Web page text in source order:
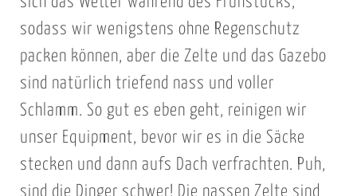
sodass wir wenigstens ohne Regenschutz
packen können, aber die Zelte und das Gazebo
sind natürlich triefend nass und voller
Schlamm. So gut es eben geht, reinigen wir
unser Equipment, bevor wir es in die Säcke
stecken und dann aufs Dach verfrachten. Puh,
sind die Dinger schwer! Die nassen Zelte sind